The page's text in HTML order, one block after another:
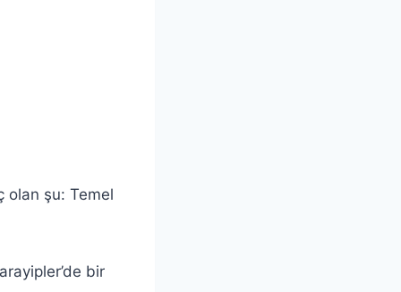
olan şu: Temel
bir